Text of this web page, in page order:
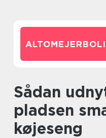
Sådan udnytter du
pladsen
køjeseng